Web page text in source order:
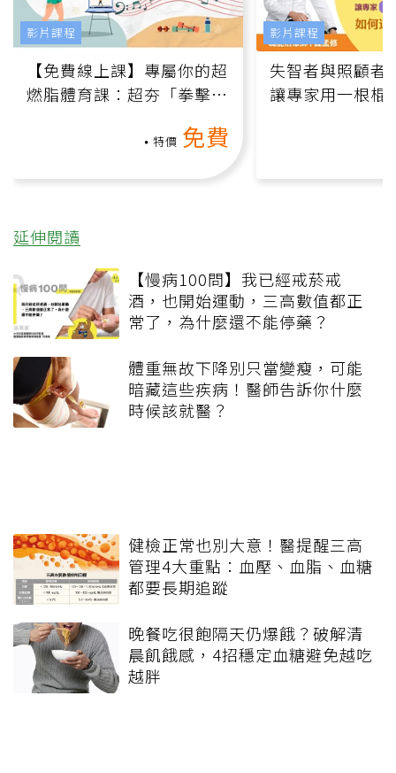
【免費線上課】專屬你的超
燃脂體育課：超夯「拳擊有
特價 免費
影片課程
失智者與照顧者
讓專家用一根棍
影片課程
延伸閱讀
【慢病100問】我已經戒菸戒
酒，也開始運動，三高數值都正
常了，為什麼還不能停藥？
體重無故下降別只當變瘦，可能
暗藏這些疾病！醫師告訴你什麼
時候該就醫？
健檢正常也別大意！醫提醒三高
管理4大重點：血壓、血脂、血糖
都要長期追蹤
晚餐吃很飽隔天仍爆餓？破解清
晨飢餓感，4招穩定血糖避免越吃
越胖